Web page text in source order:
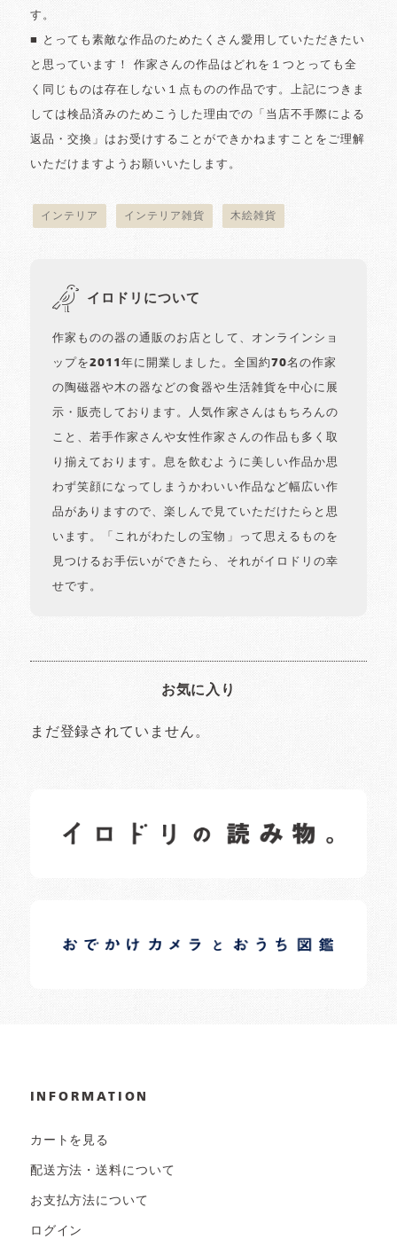
す。
■ とっても素敵な作品のためたくさん愛用していただきたい
と思っています！ 作家さんの作品はどれを１つとっても全
く同じものは存在しない１点ものの作品です。上記につきま
しては検品済みのためこうした理由での「当店不手際による
返品・交換」はお受けすることができかねますことをご理解
いただけますようお願いいたします。
インテリア インテリア雑貨 木絵雑貨
イロドリについて
作家ものの器の通販のお店として、オンラインショ
ップを2011年に開業しました。全国約70名の作家
の陶磁器や木の器などの食器や生活雑貨を中心に展
示・販売しております。人気作家さんはもちろんの
こと、若手作家さんや女性作家さんの作品も多く取
り揃えております。息を飲むように美しい作品か思
わず笑顔になってしまうかわいい作品など幅広い作
品がありますので、楽しんで見ていただけたらと思
います。「これがわたしの宝物」って思えるものを
見つけるお手伝いができたら、それがイロドリの幸
せです。
お気に入り
まだ登録されていません。
日常の様子など随時更新中です。
日常の様子など随時更新中です。
INFORMATION
カートを見る
配送方法・送料について
お支払方法について
ログイン